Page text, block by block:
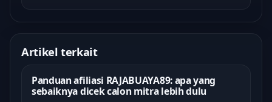
Artikel terkait
Panduan afiliasi RAJABUAYA89: apa yang
sebaiknya dicek calon mitra lebih dulu